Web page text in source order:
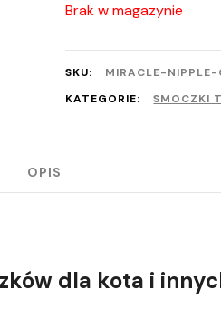
Brak w magazynie
SKU:
MIRACLE-
KATEGORIE:
SMOCZKI
OPIS
dla kota i